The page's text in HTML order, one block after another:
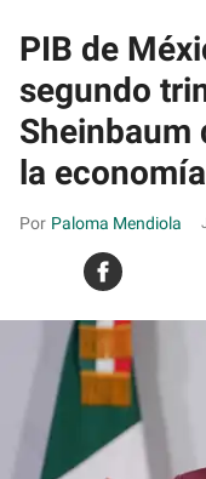
PIB de
segundo
Sheinbaum
la economía
Paloma Mendiola